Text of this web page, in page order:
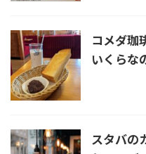
コメダ珈
いくらな
スタバの